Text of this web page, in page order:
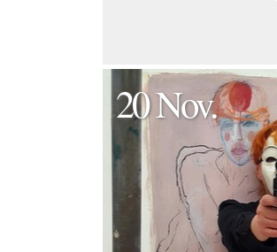
20 Nov.